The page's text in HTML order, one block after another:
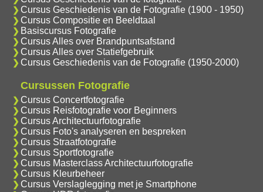
Cursus Geschiedenis van de Fotografie (1900 - 1950)
Cursus Compositie en Beeldtaal
Basiscursus Fotografie
Cursus Alles over Brandpuntsafstand
Cursus Alles over Statiefgebruik
Cursus Geschiedenis van de Fotografie (1950-2000)
Cursussen Fotografie
Cursus Concertfotografie
Cursus Reisfotografie voor Beginners
Cursus Architectuurfotografie
Cursus Foto's analyseren en bespreken
Cursus Straatfotografie
Cursus Sportfotografie
Cursus Masterclass Architectuurfotografie
Cursus Kleurbeheer
Cursus Verslaglegging met je Smartphone